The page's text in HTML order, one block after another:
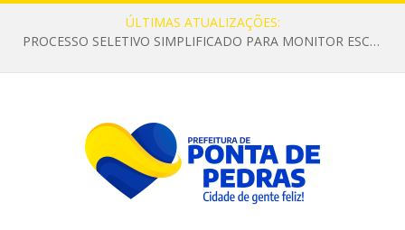
ÚLTIMAS ATUALIZAÇÕES:
PROCESSO SELETIVO SIMPLIFICADO PARA MONITOR ESCOLAR